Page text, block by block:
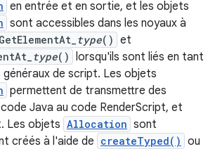
en entrée et en sortie, et les objets
sont accessibles dans les noyaux à
type() et
type() lorsqu'ils sont liés en tant
généraux de script. Les objets
permettent de transmettre des
Java au code RenderScript, et
Les objets Allocation sont
créés à l'aide de createTyped() ou